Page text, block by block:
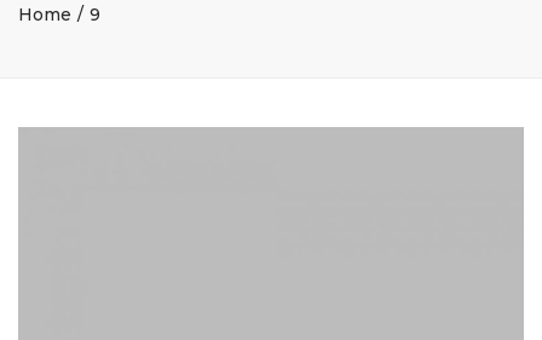
Home 9